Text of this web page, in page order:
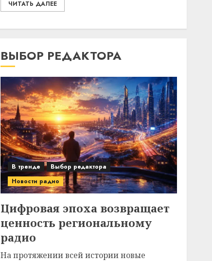
ЧИТАТЬ ДАЛЕЕ
ВЫБОР РЕДАКТОРА
В тренде
Выбор редактора
Новости радио
Цифровая эпоха возвращает
ценность региональному
радио
На протяжении всей истории новые